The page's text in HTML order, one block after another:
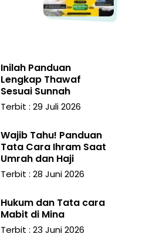
Inilah Panduan
Lengkap Thawaf
Sesuai Sunnah
Terbit : 29 Juli 2026
Wajib Tahu! Panduan
Tata Cara Ihram Saat
Umrah dan Haji
Terbit : 28 Juni 2026
Hukum dan Tata cara
Mabit di Mina
Terbit : 23 Juni 2026